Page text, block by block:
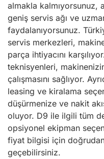
almakla kalmıyorsunuz,
geniş servis ağı ve
faydalanıyorsunuz.
servis merkezleri,
parça ihtiyacını
teknisyenleri,
çalışmasını sağlıyor.
leasing ve kiralama
düşürmenize ve nakit
oluyor. D9 ile ilgili tüm
opsiyonel ekipman
fiyat bilgisi için
geçebilirsiniz.